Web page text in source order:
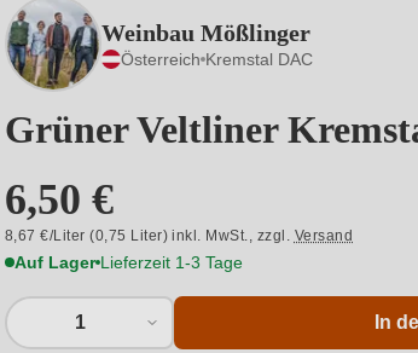
Weinbau Mößlinger
Österreich Kremstal DAC
Grüner Veltliner
6,50 €
8,67 €/Liter (0,75 Liter) inkl. MwSt., zzgl. Versand
Auf Lager Lieferzeit 1-3 Tage
1 In
nach Geschmack, Anlass, Weinnamen,
anderen Kriterien.